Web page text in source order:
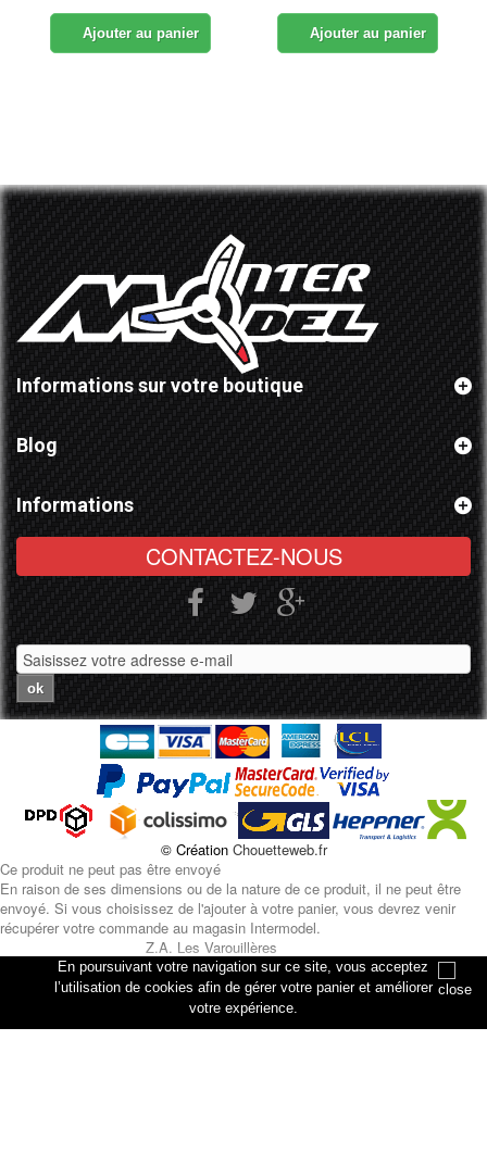
En poursuivant votre navigation sur ce site, vous acceptez
l’utilisation de cookies afin de gérer votre panier et améliorer
votre expérience.
Ajouter au panier Ajouter au panier
Informations sur votre boutique
Blog
Informations
CONTACTEZ-NOUS
ok
© Création Chouetteweb.fr
Ce produit ne peut pas être envoyé
En raison de ses dimensions ou de la nature de ce produit, il ne peut être
envoyé. Si vous choisissez de l'ajouter à votre panier, vous devrez venir
récupérer votre commande au magasin Intermodel.
Z.A. Les Varouillères
rue des artisans
76330 Petiville
Ajouter au panier